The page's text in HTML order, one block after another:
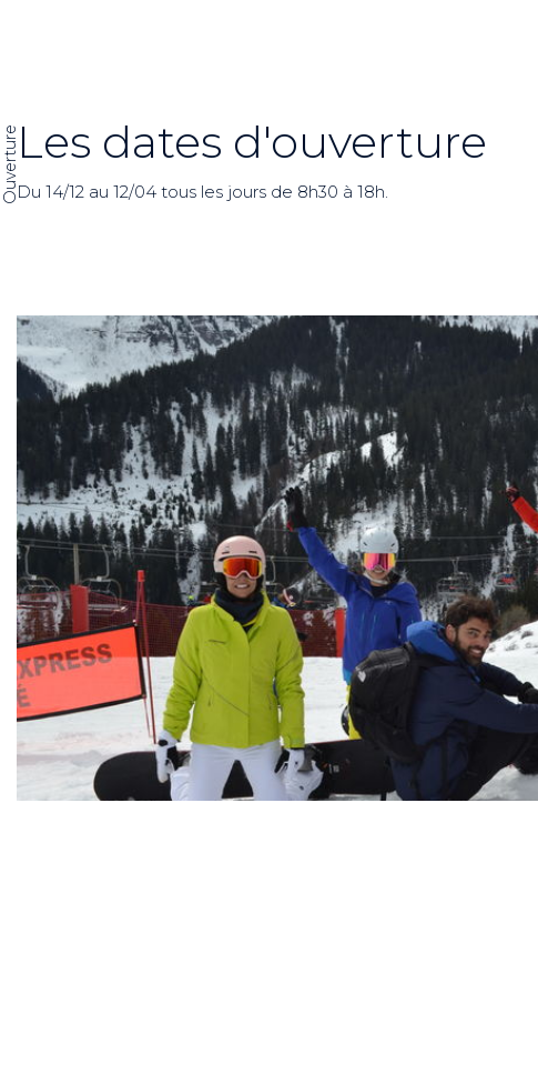
OuvertureLes dates d'ouverture
Du 14/12 au 12/04 tous les jours de 8h30 à 18h.